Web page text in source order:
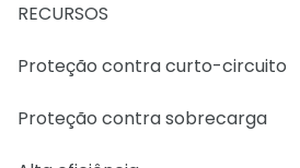
RECURSOS
Proteção contra curto-circuito
Proteção contra sobrecarga